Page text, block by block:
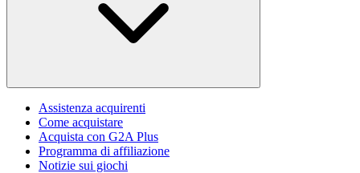
Assistenza acquirenti
Come acquistare
Acquista con G2A Plus
Programma di affiliazione
Notizie sui giochi